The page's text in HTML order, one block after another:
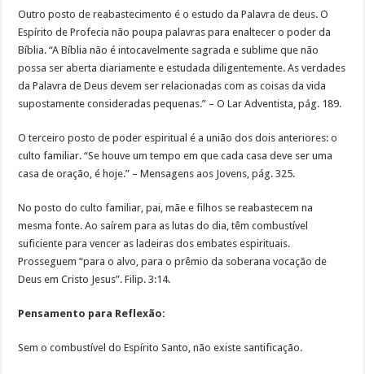
Outro posto de reabastecimento é o estudo da Palavra de deus. O
Espírito de Profecia não poupa palavras para enaltecer o poder da
Bíblia. “A Bíblia não é intocavelmente sagrada e sublime que não
possa ser aberta diariamente e estudada diligentemente. As verdades
da Palavra de Deus devem ser relacionadas com as coisas da vida
supostamente consideradas pequenas.” – O Lar Adventista, pág. 189.
O terceiro posto de poder espiritual é a união dos dois anteriores: o
culto familiar. “Se houve um tempo em que cada casa deve ser uma
casa de oração, é hoje.” – Mensagens aos Jovens, pág. 325.
No posto do culto familiar, pai, mãe e filhos se reabastecem na
mesma fonte. Ao saírem para as lutas do dia, têm combustível
suficiente para vencer as ladeiras dos embates espirituais.
Prosseguem “para o alvo, para o prêmio da soberana vocação de
Deus em Cristo Jesus”. Filip. 3:14.
Pensamento para Reflexão:
Sem o combustível do Espírito Santo, não existe santificação.